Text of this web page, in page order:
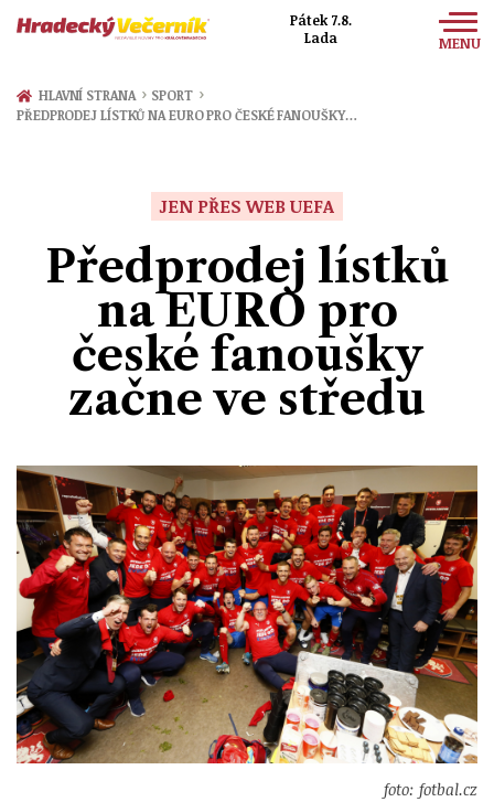
Pátek 7.8.
Lada
MENU
Zprávy
HLAVNÍ STRANA › SPORT ›
PŘEDPRODEJ LÍSTKŮ NA EURO PRO ČESKÉ FANOUŠKY…
JEN PŘES WEB UEFA
Předprodej lístků
na EURO pro
české fanoušky
začne ve středu
foto: fotbal.cz